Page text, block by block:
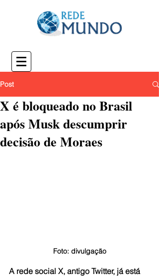
Post
X é bloqueado no Brasil
após Musk descumprir
decisão de Moraes
Foto: divulgação
A rede social X, antigo Twitter, já está